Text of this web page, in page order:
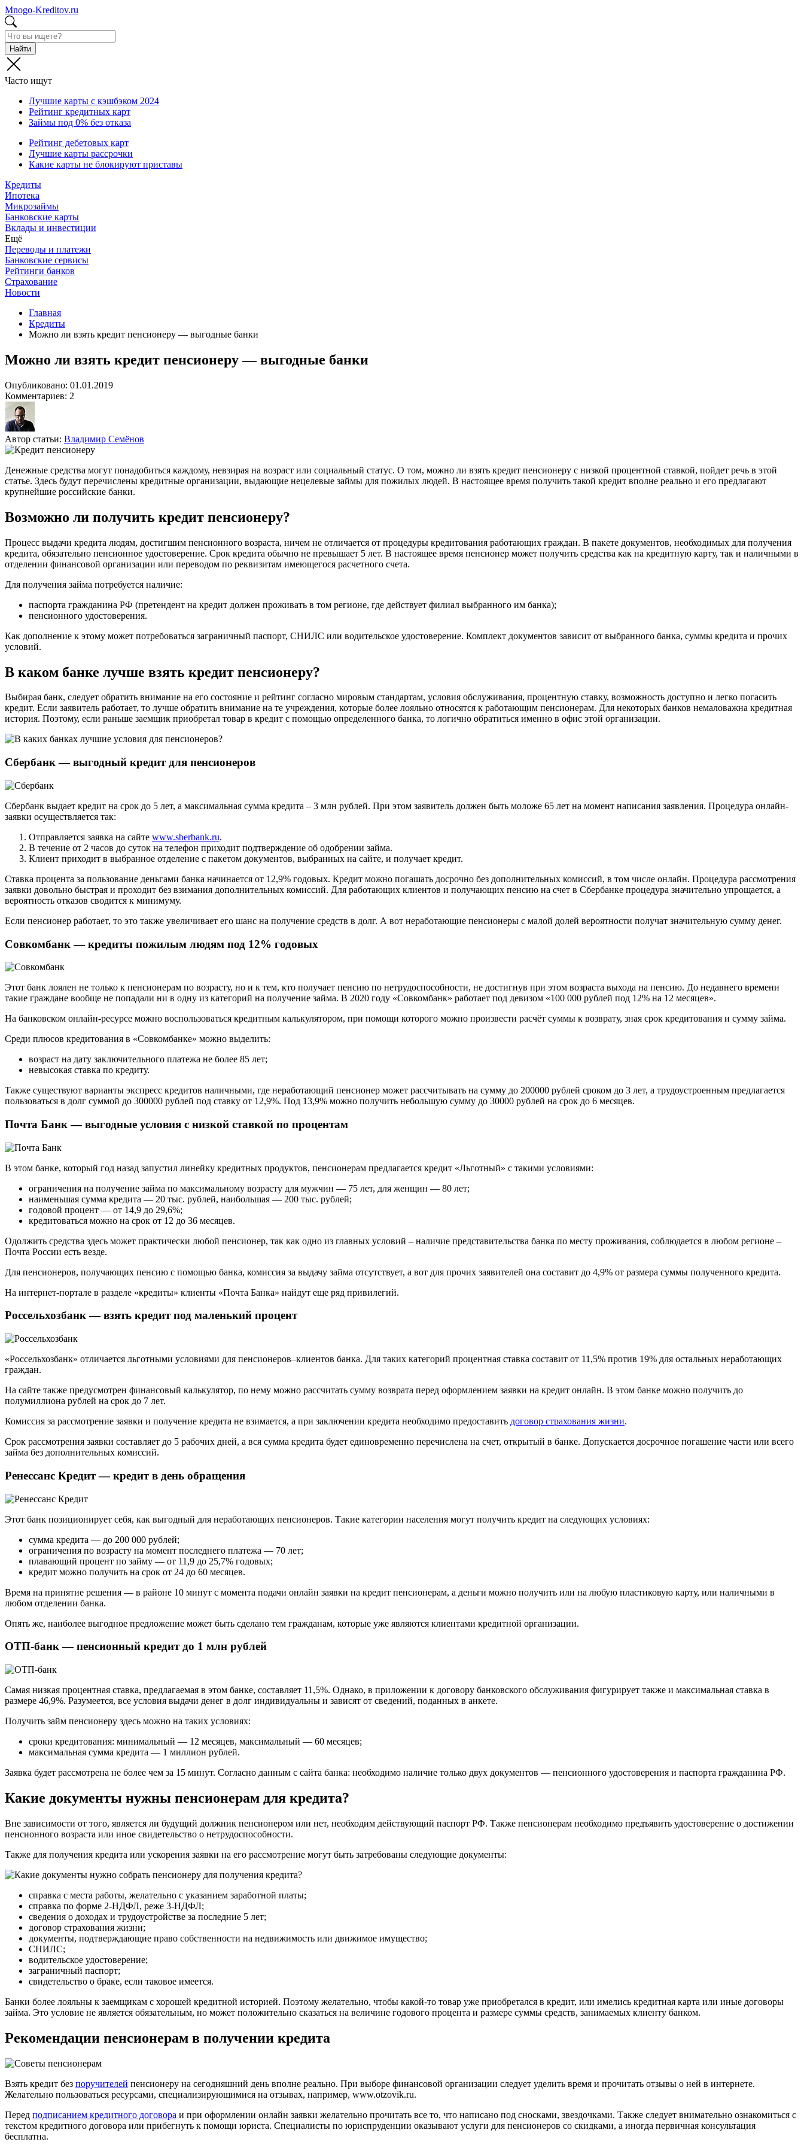
Mnogo-Kreditov.ru
Найти
Часто ищут
Лучшие карты с кэшбэком 2024
Рейтинг кредитных карт
Займы под 0% без отказа
Рейтинг дебетовых карт
Лучшие карты рассрочки
Какие карты не блокируют приставы
Кредиты
Ипотека
Микрозаймы
Банковские карты
Вклады и инвестиции
Ещё
Переводы и платежи
Банковские сервисы
Рейтинги банков
Страхование
Новости
Главная
Кредиты
Можно ли взять кредит пенсионеру — выгодные банки
Можно ли взять кредит пенсионеру — выгодные банки
Опубликовано: 01.01.2019
Комментариев: 2
Автор статьи: Владимир Семёнов
Денежные средства могут понадобиться каждому, невзирая на возраст или социальный статус. О том, можно ли взять кредит пенсионеру с низкой процентной ставкой, пойдет речь в этой
статье. Здесь будут перечислены кредитные организации, выдающие нецелевые займы для пожилых людей. В настоящее время получить такой кредит вполне реально и его предлагают
крупнейшие российские банки.
Возможно ли получить кредит пенсионеру?
Процесс выдачи кредита людям, достигшим пенсионного возраста, ничем не отличается от процедуры кредитования работающих граждан. В пакете документов, необходимых для получения
кредита, обязательно пенсионное удостоверение. Срок кредита обычно не превышает 5 лет. В настоящее время пенсионер может получить средства как на кредитную карту, так и наличными в
отделении финансовой организации или переводом по реквизитам имеющегося расчетного счета.
Для получения займа потребуется наличие:
паспорта гражданина РФ (претендент на кредит должен проживать в том регионе, где действует филиал выбранного им банка);
пенсионного удостоверения.
Как дополнение к этому может потребоваться заграничный паспорт, СНИЛС или водительское удостоверение. Комплект документов зависит от выбранного банка, суммы кредита и прочих
условий.
В каком банке лучше взять кредит пенсионеру?
Выбирая банк, следует обратить внимание на его состояние и рейтинг согласно мировым стандартам, условия обслуживания, процентную ставку, возможность доступно и легко погасить
кредит. Если заявитель работает, то лучше обратить внимание на те учреждения, которые более лояльно относятся к работающим пенсионерам. Для некоторых банков немаловажна кредитная
история. Поэтому, если раньше заемщик приобретал товар в кредит с помощью определенного банка, то логично обратиться именно в офис этой организации.
Сбербанк — выгодный кредит для пенсионеров
Сбербанк выдает кредит на срок до 5 лет, а максимальная сумма кредита – 3 млн рублей. При этом заявитель должен быть моложе 65 лет на момент написания заявления. Процедура онлайн-
заявки осуществляется так:
Отправляется заявка на сайте www.sberbank.ru.
В течение от 2 часов до суток на телефон приходит подтверждение об одобрении займа.
Клиент приходит в выбранное отделение с пакетом документов, выбранных на сайте, и получает кредит.
Ставка процента за пользование деньгами банка начинается от 12,9% годовых. Кредит можно погашать досрочно без дополнительных комиссий, в том числе онлайн. Процедура рассмотрения
заявки довольно быстрая и проходит без взимания дополнительных комиссий. Для работающих клиентов и получающих пенсию на счет в Сбербанке процедура значительно упрощается, а
вероятность отказов сводится к минимуму.
Если пенсионер работает, то это также увеличивает его шанс на получение средств в долг. А вот неработающие пенсионеры с малой долей вероятности получат значительную сумму денег.
Совкомбанк — кредиты пожилым людям под 12% годовых
Этот банк лоялен не только к пенсионерам по возрасту, но и к тем, кто получает пенсию по нетрудоспособности, не достигнув при этом возраста выхода на пенсию. До недавнего времени
такие граждане вообще не попадали ни в одну из категорий на получение займа. В 2020 году «Совкомбанк» работает под девизом «100 000 рублей под 12% на 12 месяцев».
На банковском онлайн-ресурсе можно воспользоваться кредитным калькулятором, при помощи которого можно произвести расчёт суммы к возврату, зная срок кредитования и сумму займа.
Среди плюсов кредитования в «Совкомбанке» можно выделить:
возраст на дату заключительного платежа не более 85 лет;
невысокая ставка по кредиту.
Также существуют варианты экспресс кредитов наличными, где неработающий пенсионер может рассчитывать на сумму до 200000 рублей сроком до 3 лет, а трудоустроенным предлагается
пользоваться в долг суммой до 300000 рублей под ставку от 12,9%. Под 13,9% можно получить небольшую сумму до 30000 рублей на срок до 6 месяцев.
Почта Банк — выгодные условия с низкой ставкой по процентам
В этом банке, который год назад запустил линейку кредитных продуктов, пенсионерам предлагается кредит «Льготный» с такими условиями:
ограничения на получение займа по максимальному возрасту для мужчин — 75 лет, для женщин — 80 лет;
наименьшая сумма кредита — 20 тыс. рублей, наибольшая — 200 тыс. рублей;
годовой процент — от 14,9 до 29,6%;
кредитоваться можно на срок от 12 до 36 месяцев.
Одолжить средства здесь может практически любой пенсионер, так как одно из главных условий – наличие представительства банка по месту проживания, соблюдается в любом регионе –
Почта России есть везде.
Для пенсионеров, получающих пенсию с помощью банка, комиссия за выдачу займа отсутствует, а вот для прочих заявителей она составит до 4,9% от размера суммы полученного кредита.
На интернет-портале в разделе «кредиты» клиенты «Почта Банка» найдут еще ряд привилегий.
Россельхозбанк — взять кредит под маленький процент
«Россельхозбанк» отличается льготными условиями для пенсионеров–клиентов банка. Для таких категорий процентная ставка составит от 11,5% против 19% для остальных неработающих
граждан.
На сайте также предусмотрен финансовый калькулятор, по нему можно рассчитать сумму возврата перед оформлением заявки на кредит онлайн. В этом банке можно получить до
полумиллиона рублей на срок до 7 лет.
Комиссия за рассмотрение заявки и получение кредита не взимается, а при заключении кредита необходимо предоставить договор страхования жизни.
Срок рассмотрения заявки составляет до 5 рабочих дней, а вся сумма кредита будет единовременно перечислена на счет, открытый в банке. Допускается досрочное погашение части или всего
займа без дополнительных комиссий.
Ренессанс Кредит — кредит в день обращения
Этот банк позиционирует себя, как выгодный для неработающих пенсионеров. Такие категории населения могут получить кредит на следующих условиях:
сумма кредита — до 200 000 рублей;
ограничения по возрасту на момент последнего платежа — 70 лет;
плавающий процент по займу — от 11,9 до 25,7% годовых;
кредит можно получить на срок от 24 до 60 месяцев.
Время на принятие решения — в районе 10 минут с момента подачи онлайн заявки на кредит пенсионерам, а деньги можно получить или на любую пластиковую карту, или наличными в
любом отделении банка.
Опять же, наиболее выгодное предложение может быть сделано тем гражданам, которые уже являются клиентами кредитной организации.
ОТП-банк — пенсионный кредит до 1 млн рублей
Самая низкая процентная ставка, предлагаемая в этом банке, составляет 11,5%. Однако, в приложении к договору банковского обслуживания фигурирует также и максимальная ставка в
размере 46,9%. Разумеется, все условия выдачи денег в долг индивидуальны и зависят от сведений, поданных в анкете.
Получить займ пенсионеру здесь можно на таких условиях:
сроки кредитования: минимальный — 12 месяцев, максимальный — 60 месяцев;
максимальная сумма кредита — 1 миллион рублей.
Заявка будет рассмотрена не более чем за 15 минут. Согласно данным с сайта банка: необходимо наличие только двух документов — пенсионного удостоверения и паспорта гражданина РФ.
Какие документы нужны пенсионерам для кредита?
Вне зависимости от того, является ли будущий должник пенсионером или нет, необходим действующий паспорт РФ. Также пенсионерам необходимо предъявить удостоверение о достижении
пенсионного возраста или иное свидетельство о нетрудоспособности.
Также для получения кредита или ускорения заявки на его рассмотрение могут быть затребованы следующие документы:
справка с места работы, желательно с указанием заработной платы;
справка по форме 2-НДФЛ, реже 3-НДФЛ;
сведения о доходах и трудоустройстве за последние 5 лет;
договор страхования жизни;
документы, подтверждающие право собственности на недвижимость или движимое имущество;
СНИЛС;
водительское удостоверение;
заграничный паспорт;
свидетельство о браке, если таковое имеется.
Банки более лояльны к заемщикам с хорошей кредитной историей. Поэтому желательно, чтобы какой-то товар уже приобретался в кредит, или имелись кредитная карта или иные договоры
займа. Это условие не является обязательным, но может положительно сказаться на величине годового процента и размере суммы средств, занимаемых клиенту банком.
Рекомендации пенсионерам в получении кредита
Взять кредит без поручителей пенсионеру на сегодняшний день вполне реально. При выборе финансовой организации следует уделить время и прочитать отзывы о ней в интернете.
Желательно пользоваться ресурсами, специализирующимися на отзывах, например, www.otzovik.ru.
Перед подписанием кредитного договора и при оформлении онлайн заявки желательно прочитать все то, что написано под сносками, звездочками. Также следует внимательно ознакомиться с
текстом кредитного договора или прибегнуть к помощи юриста. Специалисты по юриспруденции оказывают услуги для пенсионеров со скидками, а иногда первичная консультация
бесплатна.